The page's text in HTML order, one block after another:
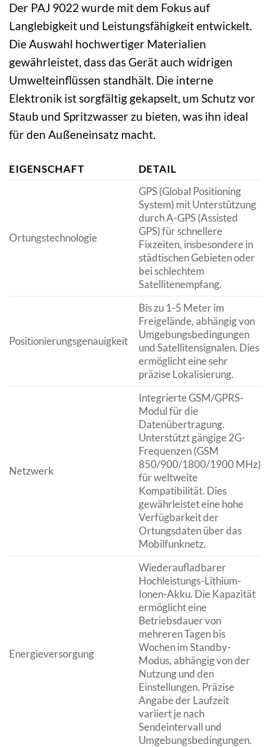
Der PAJ 9022 wurde mit dem Fokus auf
Langlebigkeit und Leistungsfähigkeit entwickelt.
Die Auswahl hochwertiger Materialien
gewährleistet, dass das Gerät auch widrigen
Umwelteinflüssen standhält. Die interne
Elektronik ist sorgfältig gekapselt, um Schutz vor
Staub und Spritzwasser zu bieten, was ihn ideal
für den Außeneinsatz macht.
EIGENSCHAFT DETAIL
Ortungstechnologie
GPS (Global Positioning
System) mit Unterstützung
durch A-GPS (Assisted
GPS) für schnellere
Fixzeiten, insbesondere in
städtischen Gebieten oder
bei schlechtem
Satellitenempfang.
Positionierungsgenauigkeit
Bis zu 1-5 Meter im
Freigelände, abhängig von
Umgebungsbedingungen
und Satellitensignalen. Dies
ermöglicht eine sehr
präzise Lokalisierung.
Netzwerk
Integrierte GSM/GPRS-
Modul für die
Datenübertragung.
Unterstützt gängige 2G-
Frequenzen (GSM
850/900/1800/1900 MHz)
für weltweite
Kompatibilität. Dies
gewährleistet eine hohe
Verfügbarkeit der
Ortungsdaten über das
Mobilfunknetz.
Energieversorgung
Wiederaufladbarer
Hochleistungs-Lithium-
Ionen-Akku. Die Kapazität
ermöglicht eine
Betriebsdauer von
mehreren Tagen bis
Wochen im Standby-
Modus, abhängig von der
Nutzung und den
Einstellungen. Präzise
Angabe der Laufzeit
variiert je nach
Sendeintervall und
Umgebungsbedingungen.